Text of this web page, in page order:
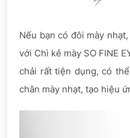
Nếu bạn có đôi mày
với Chì kẻ mày SO FINE
chải rất tiện dụng, có
chân mày nhạt, tạo hiệu